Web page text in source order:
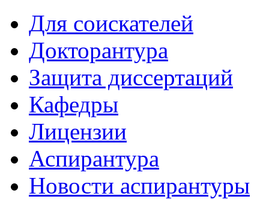
Для соискателей
Докторантура
Защита диссертаций
Кафедры
Лицензии
Аспирантура
Новости аспирантуры